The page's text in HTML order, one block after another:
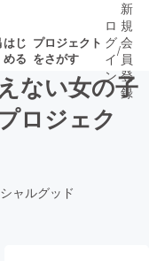
はじ
める
プロジェクト
をさがす
了が近いプ
ロ
グ
イ
ン
/
新
規
会
員
登
録
ない女の子
ロジェク
ャルグッド